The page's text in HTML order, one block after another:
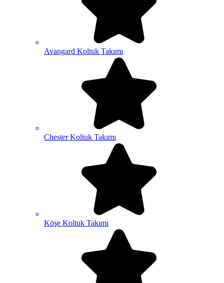
Avangard Koltuk Takımı
Chester Koltuk Takımı
Köşe Koltuk Takımı